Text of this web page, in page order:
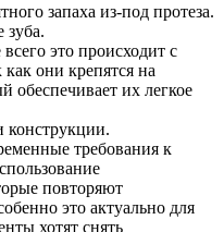
запаха из-под протеза.
зуба.
это происходит с
они крепятся на
обеспечивает их легкое
конструкции.
требования к
повторяют
это актуально для
хотят снять